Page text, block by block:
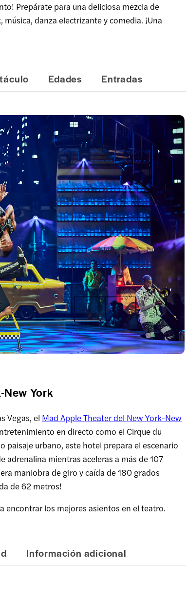
Prepárate para una deliciosa mezcla de
danza electrizante y comedia. ¡Una
Edades Entradas
York
Vegas, el Mad Apple Theater del New York-New
en directo como el Cirque du
paisaje urbano, este hotel prepara el escenario
adrenalina mientras aceleras a más de 107
maniobra de giro y caída de 180 grados
de 62 metros!
encontrar los mejores asientos en el teatro.
Información adicional